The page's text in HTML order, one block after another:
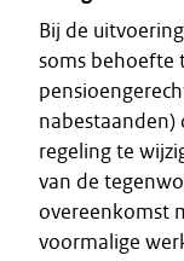
Bij de
soms behoefte
nabestaanden)
regeling te
van de
overeenkomst
voormalige